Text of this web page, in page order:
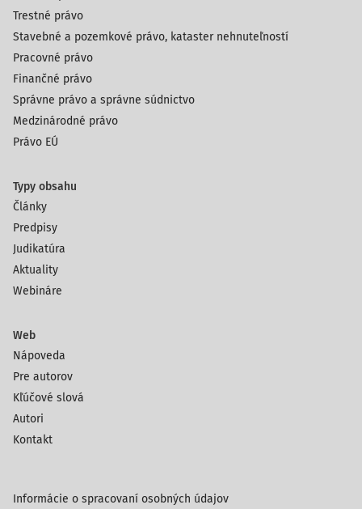
Trestné právo
Stavebné a pozemkové právo, kataster nehnuteľností
Pracovné právo
Finančné právo
Správne právo a správne súdnictvo
Medzinárodné právo
Právo EÚ
Typy obsahu
Články
Predpisy
Judikatúra
Aktuality
Webináre
Web
Nápoveda
Pre autorov
Kľúčové slová
Autori
Kontakt
Informácie o spracovaní osobných údajov